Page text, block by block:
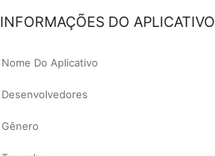
INFORMAÇÕES DO APLICATIVO
Nome Do Aplicativo
Desenvolvedores
Gênero